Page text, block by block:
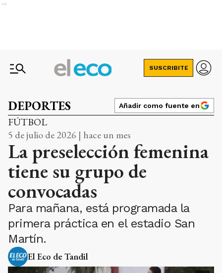
Ads
SUSCRIBITE
DEPORTES Añadir como fuente en
FÚTBOL
5 de julio de 2026 | hace un mes
La preselección femenina
tiene su grupo de
convocadas
Para mañana, está programada la
primera práctica en el estadio San
Martín.
El Eco de Tandil